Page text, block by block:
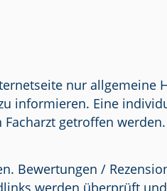
nur allgemeine
informieren. Eine
getroffen
Bewertungen /
werden überprüft